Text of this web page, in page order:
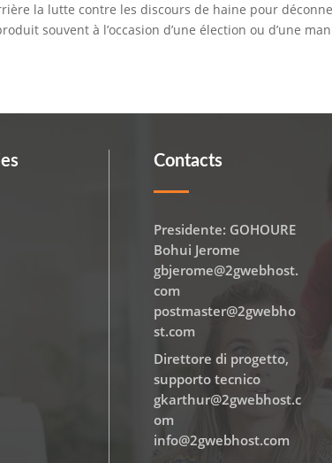
la lutte contre les discours de haine pour
souvent à l’occasion d’une élection ou d’une
Contacts
Presidente: GOHOURE
Bohui Jerome
gbjerome@2gwebhost.
com
postmaster@2gwebho
st.com
Direttore di progetto,
supporto tecnico
gkarthur@2gwebhost.c
om
info@2gwebhost.com